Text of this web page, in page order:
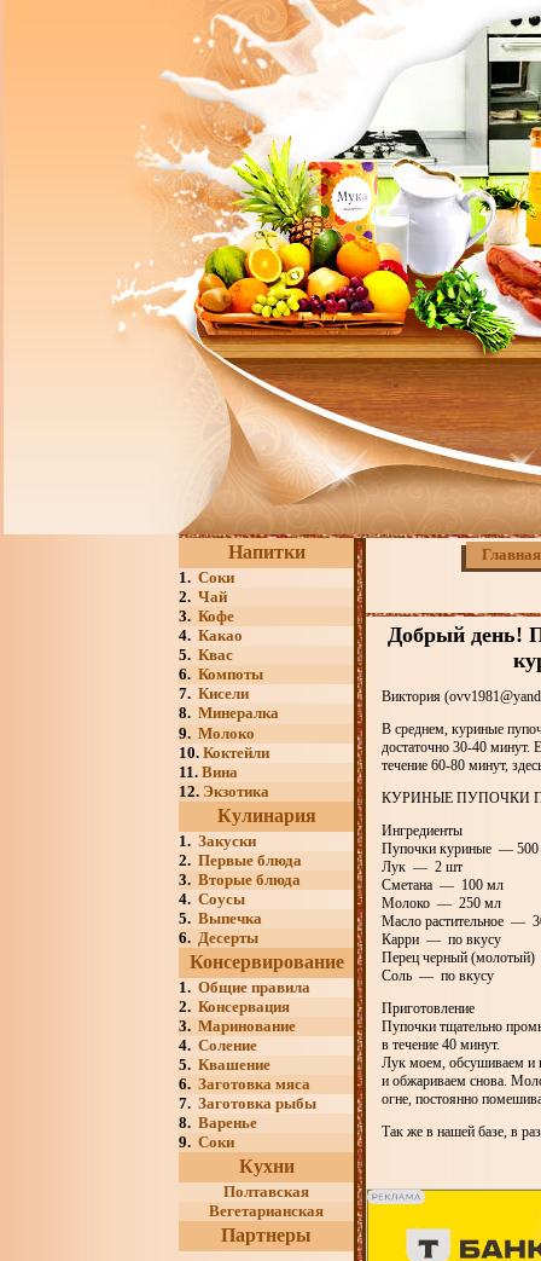
Напитки
1. Соки
2. Чай
3. Кофе
4. Какао
5. Квас
6. Компоты
7. Кисели
8. Минералка
9. Молоко
10. Коктейли
11. Вина
12. Экзотика
Кулинария
1. Закуски
2. Первые блюда
3. Вторые блюда
4. Соусы
5. Выпечка
6. Десерты
Консервирование
1. Общие правила
2. Консервация
3. Маринование
4. Соление
5. Квашение
6. Заготовка мяса
7. Заготовка рыбы
8. Варенье
9. Соки
Кухни
Полтавская
Вегетарианская
Партнеры
Главная
Добрый день!
Виктория
В среднем, куриные
достаточно 30-40 минут.
течение 60-80 минут,
КУРИНЫЕ ПУПОЧКИ
Ингредиенты
Пупочки куриные — 500
Лук — 2 шт
Сметана — 100 мл
Молоко — 250 мл
Масло растительное —
Карри — по вкусу
Перец черный
Соль — по вкусу
Приготовление
Пупочки тщательно
в течение 40 минут.
Лук моем, обсушиваем и
и обжариваем снова.
огне, постоянно
Так же в нашей базе, в